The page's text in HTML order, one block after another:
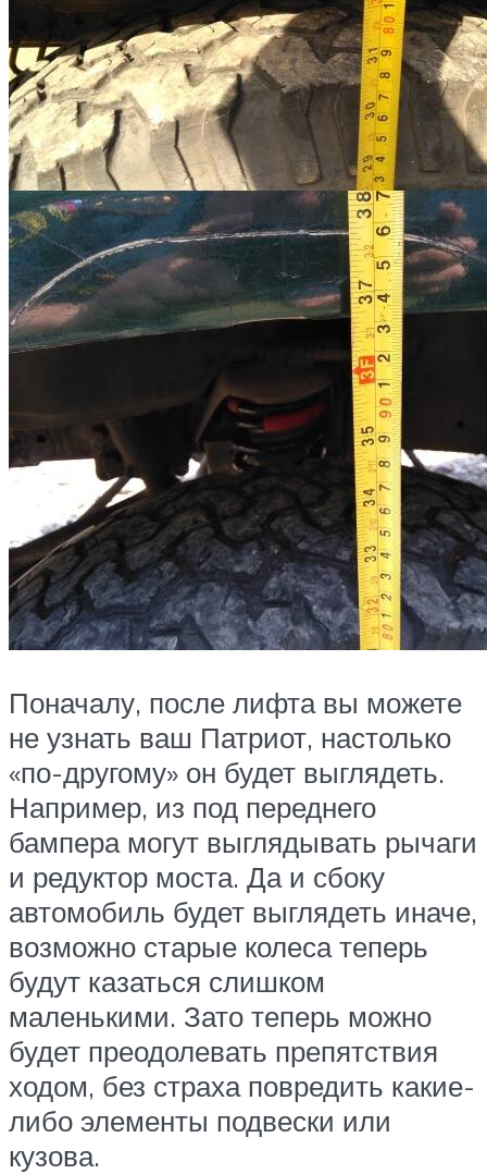
Поначалу, после лифта вы можете
не узнать ваш Патриот, настолько
«по-другому» он будет выглядеть.
Например, из под переднего
бампера могут выглядывать рычаги
и редуктор моста. Да и сбоку
автомобиль будет выглядеть иначе,
возможно старые колеса теперь
будут казаться слишком
маленькими. Зато теперь можно
будет преодолевать препятствия
ходом, без страха повредить какие-
либо элементы подвески или
кузова.